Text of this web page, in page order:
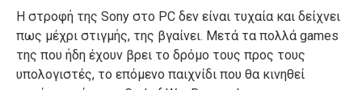
H στροφή της Sony στο PC δεν είναι τυχαία και δείχνει
πως μέχρι στιγμής, της βγαίνει. Μετά τα πολλά games
της που ήδη έχουν βρει το δρόμο τους προς τους
υπολογιστές, το επόμενο παιχνίδι που θα κινηθεί